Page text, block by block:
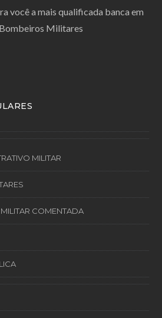
você a mais qualificada banca em
Militares
MILITAR
COMENTADA